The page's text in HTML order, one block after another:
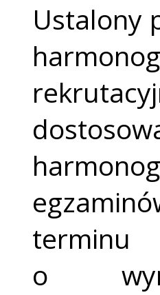
Ustalony
o